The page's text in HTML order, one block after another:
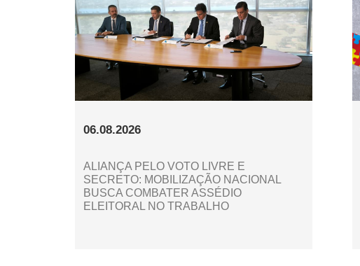
06.08.2026
ALIANÇA PELO VOTO LIVRE E
SECRETO: MOBILIZAÇÃO NACIONAL
BUSCA COMBATER ASSÉDIO
ELEITORAL NO TRABALHO